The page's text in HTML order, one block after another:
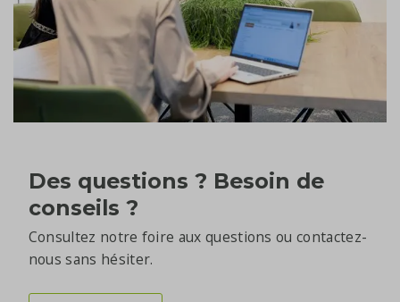
Des questions ? Besoin de
conseils ?
Consultez notre foire aux questions ou contactez-
nous sans hésiter.